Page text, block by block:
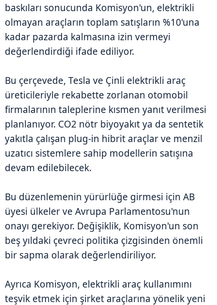
baskıları sonucunda Komisyon'un, elektrikli
olmayan araçların toplam satışların %10'una
kadar pazarda kalmasına izin vermeyi
değerlendirdiği ifade ediliyor.
Bu çerçevede, Tesla ve Çinli elektrikli araç
üreticileriyle rekabette zorlanan otomobil
firmalarının taleplerine kısmen yanıt verilmesi
planlanıyor. CO2 nötr biyoyakıt ya da sentetik
yakıtla çalışan plug-in hibrit araçlar ve menzil
uzatıcı sistemlere sahip modellerin satışına
devam edilebilecek.
Bu düzenlemenin yürürlüğe girmesi için AB
üyesi ülkeler ve Avrupa Parlamentosu'nun
onayı gerekiyor. Değişiklik, Komisyon'un son
beş yıldaki çevreci politika çizgisinden önemli
bir sapma olarak değerlendiriliyor.
Ayrıca Komisyon, elektrikli araç kullanımını
teşvik etmek için şirket araçlarına yönelik yeni